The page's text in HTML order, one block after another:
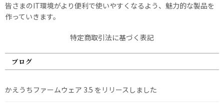
皆さまのIT環境がより便利で使いやすくなるよう、魅力的な製品を
作っていきます。
特定商取引法に基づく表記
ブログ
かえうちファームウェア 3.5 をリリースしました